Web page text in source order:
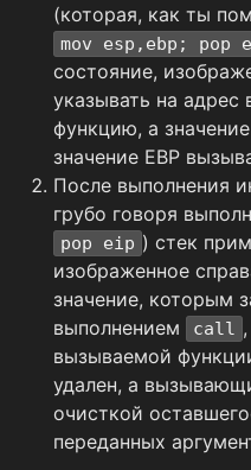
(которая, как ты
mov esp,ebp; pop
состояние,
указывать на
функцию, а
значение EBP
После выполнения
грубо говоря
pop eip ) стек
изображенное
значение, которым
выполнением
call
вызываемой
удален, а
очисткой
переданных